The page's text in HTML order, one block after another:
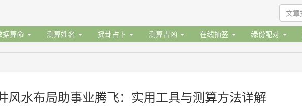
据算命 测算姓名 摇卦占卜 测算吉凶 在线抽签 缘份配对
风水布局助事业腾飞：实用工具与测算方法详解